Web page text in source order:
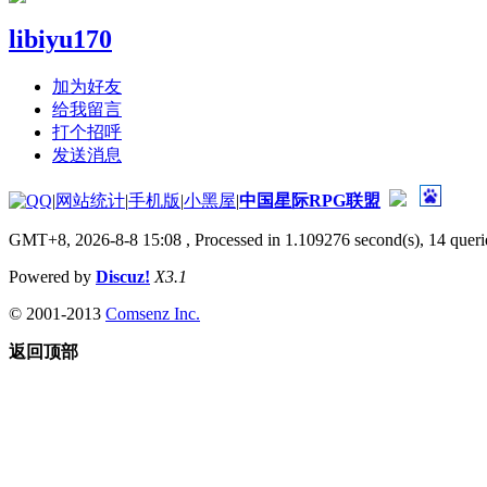
libiyu170
加为好友
给我留言
打个招呼
发送消息
|网站统计|手机版|小黑屋|中国星际RPG联盟
GMT+8, 2026-8-8 15:08 , Processed in 1.109276 second(s), 14
Powered by Discuz! X3.1
© 2001-2013 Comsenz Inc.
返回顶部